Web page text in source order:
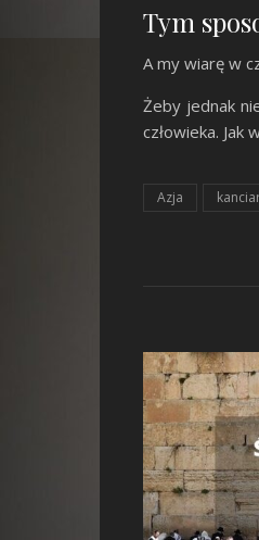
Tym
A my wiarę w
Żeby jednak
człowieka. Jak
Azja